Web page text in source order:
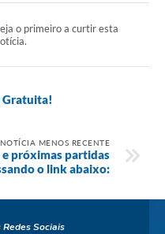
o primeiro a curtir esta
Gratuita!
NOTÍCIA MENOS RECENTE
próximas partidas
o link abaixo:
Sociais